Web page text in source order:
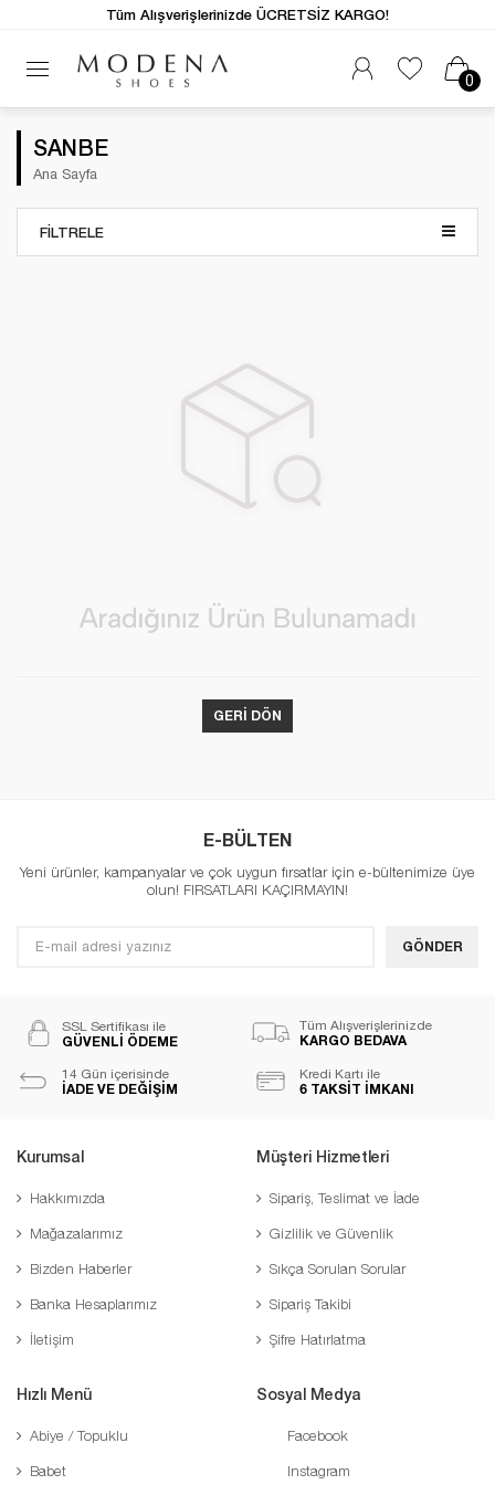
0
Tüm Alışverişlerinizde ÜCRETSİZ KARGO!
SANBE
Ana Sayfa
FILTRELE
GERI DÖN
E-BÜLTEN
Yeni ürünler, kampanyalar ve çok uygun fırsatlar için e-bültenimize üye
olun! FIRSATLARI KAÇIRMAYIN!
GÖNDER
SSL Sertifikası ile
GÜVENLİ ÖDEME
Tüm Alışverişlerinizde
KARGO BEDAVA
14 Gün içerisinde
İADE VE DEĞİŞİM
Kredi Kartı ile
6 TAKSİT İMKANI
Kurumsal
Hakkımızda
Mağazalarımız
Bizden Haberler
Banka Hesaplarımız
İletişim
Müşteri Hizmetleri
Sipariş, Teslimat ve İade
Gizlilik ve Güvenlik
Sıkça Sorulan Sorular
Sipariş Takibi
Şifre Hatırlatma
Hızlı Menü
Abiye / Topuklu
Babet
Sosyal Medya
Facebook
Instagram